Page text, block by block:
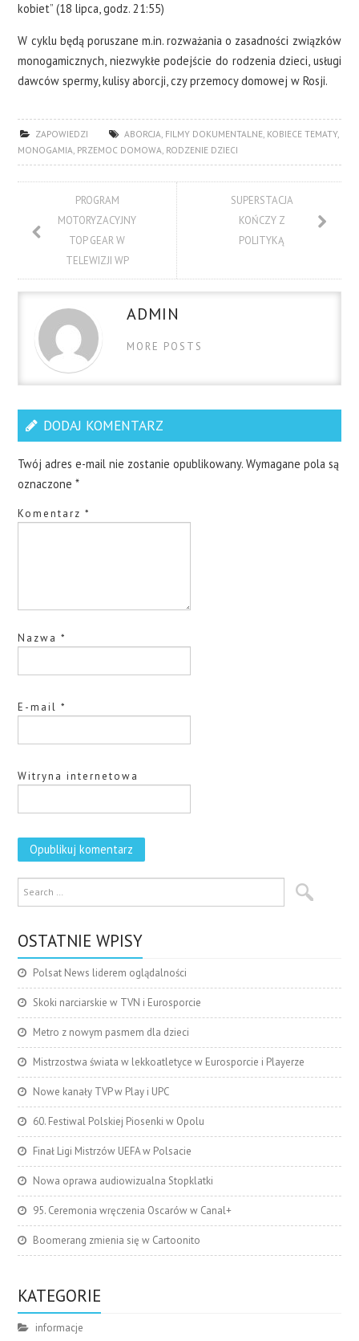
kobiet” (18 lipca, godz. 21:55)
W cyklu będą poruszane m.in. rozważania o zasadności związków
monogamicznych, niezwykłe podejście do rodzenia dzieci, usługi
dawców spermy, kulisy aborcji, czy przemocy domowej w Rosji.
ZAPOWIEDZI ABORCJA, FILMY DOKUMENTALNE, KOBIECE TEMATY,
MONOGAMIA, PRZEMOC DOMOWA, RODZENIE DZIECI
PROGRAM
MOTORYZACYJNY
TOP GEAR W
TELEWIZJI WP
SUPERSTACJA
KOŃCZY Z
POLITYKĄ
ADMIN
MORE POSTS
DODAJ KOMENTARZ
Twój adres e-mail nie zostanie opublikowany. Wymagane pola są
oznaczone*
Komentarz*
Nazwa*
E-mail*
Witryna internetowa
OSTATNIE WPISY
Polsat News liderem oglądalności
Skoki narciarskie w TVN i Eurosporcie
Metro z nowym pasmem dla dzieci
Mistrzostwa świata w lekkoatletyce w Eurosporcie i Playerze
Nowe kanały TVP w Play i UPC
60. Festiwal Polskiej Piosenki w Opolu
Finał Ligi Mistrzów UEFA w Polsacie
Nowa oprawa audiowizualna Stopklatki
95. Ceremonia wręczenia Oscarów w Canal+
Boomerang zmienia się w Cartoonito
KATEGORIE
informacje